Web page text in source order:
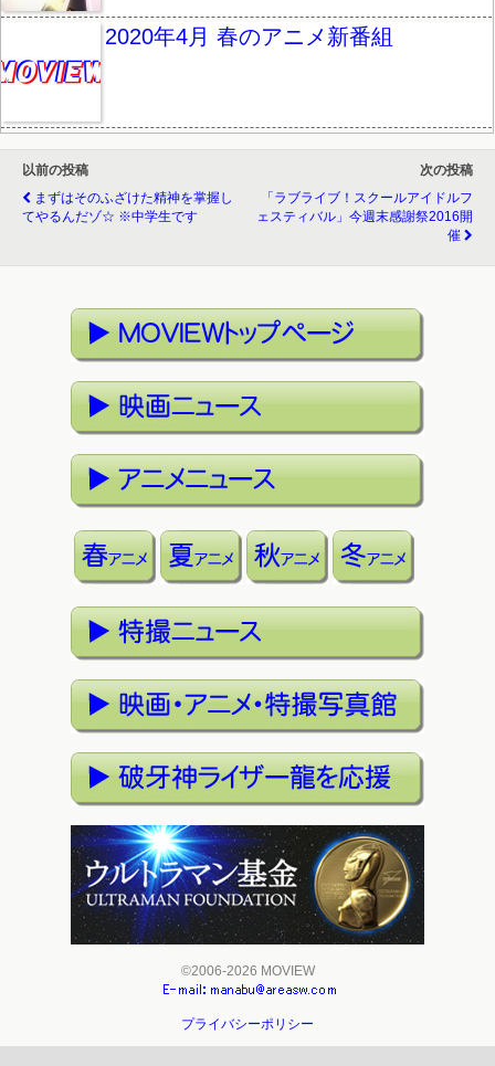
2020年4月 春のアニメ新番組
以前の投稿
まずはそのふざけた精神を掌握し
てやるんだゾ☆ ※中学生です
次の投稿
「ラブライブ！スクールアイドルフ
ェスティバル」今週末感謝祭2016開
催
©2006-2026 MOVIEW
プライバシーポリシー